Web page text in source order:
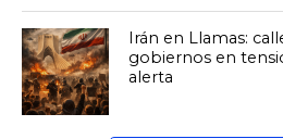
Irán en Llamas:
gobiernos en
alerta